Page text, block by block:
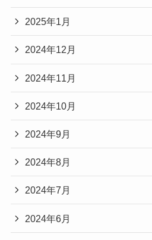
2025年1月
2024年12月
2024年11月
2024年10月
2024年9月
2024年8月
2024年7月
2024年6月